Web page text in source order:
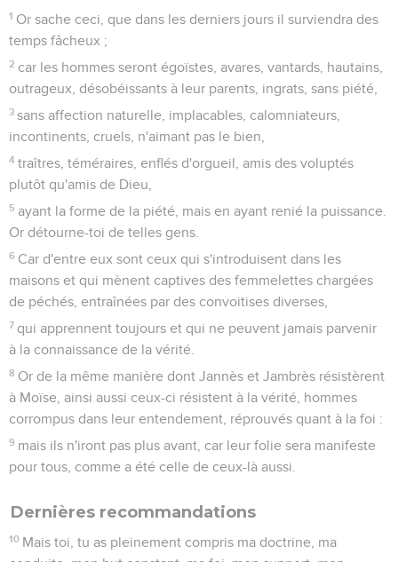
1 Or sache ceci, que dans les derniers jours il surviendra des
temps fâcheux ;
2 car les hommes seront égoïstes, avares, vantards, hautains,
outrageux, désobéissants à leur parents, ingrats, sans piété,
3 sans affection naturelle, implacables, calomniateurs,
incontinents, cruels, n'aimant pas le bien,
4 traîtres, téméraires, enflés d'orgueil, amis des voluptés
plutôt qu'amis de Dieu,
5 ayant la forme de la piété, mais en ayant renié la puissance.
Or détourne-toi de telles gens.
6 Car d'entre eux sont ceux qui s'introduisent dans les
maisons et qui mènent captives des femmelettes chargées
de péchés, entraînées par des convoitises diverses,
7 qui apprennent toujours et qui ne peuvent jamais parvenir
à la connaissance de la vérité.
8 Or de la même manière dont Jannès et Jambrès résistèrent
à Moïse, ainsi aussi ceux-ci résistent à la vérité, hommes
corrompus dans leur entendement, réprouvés quant à la foi :
9 mais ils n'iront pas plus avant, car leur folie sera manifeste
pour tous, comme a été celle de ceux-là aussi.
Dernières recommandations
10 Mais toi, tu as pleinement compris ma doctrine, ma